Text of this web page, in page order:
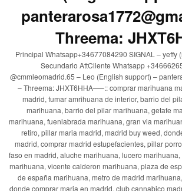
Threema:
Principal Whatsapp+34677084290 SIGNAL – yeffy
Secundario AttCliente Whatsapp
@cmmleomadrid.65 – Leo (English support) –
– Threema: JHXT6HHA—–:: comprar marihuana
madrid, fumar amrihuana de interior, barrio del
marihuana, barrio del pilar marihuana, getafe
marihuana, fuenlabrada marihuana, gran via
retiro, pillar maria madrid, madrid buy weed,
madrid, comprar madrid estupefacientes, pillar
faso en madrid, aluche marihuana, lucero
marihuana, vicente calderon marihuana, plaza de
de españa marihuana, metro de madrid
donde comprar maria en madrid, club cannabico